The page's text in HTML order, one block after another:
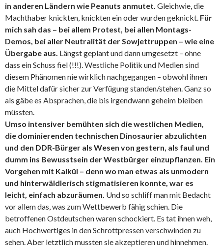
in anderen Ländern wie Peanuts anmutet. Gleichwie, die
Machthaber knickten, knickten ein oder wurden geknickt. Für
mich sah das – bei allem Protest, bei allen Montags-
Demos, bei aller Neutralität der Sowjettruppen – wie eine
Übergabe aus. Längst geplant und dann umgesetzt – ohne
dass ein Schuss fiel (!!!). Westliche Politik und Medien sind
diesem Phänomen nie wirklich nachgegangen – obwohl ihnen
die Mittel dafür sicher zur Verfügung standen/stehen. Ganz so
als gäbe es Absprachen, die bis irgendwann geheim bleiben
müssten.
Umso intensiver bemühten sich die westlichen Medien,
die dominierenden technischen Dinosaurier abzulichten
und den DDR-Bürger als Wesen von gestern, als faul und
dumm ins Bewusstsein der Westbürger einzupflanzen. Ein
Vorgehen mit Kalkül – denn wo man etwas als unmodern
und hinterwäldlerisch stigmatisieren konnte, war es
leicht, einfach abzuräumen. Und so schliff man mit Bedacht
vor allem das, was zum Wettbewerb fähig schien. Die
betroffenen Ostdeutschen waren schockiert. Es tat ihnen weh,
auch Hochwertiges in den Schrottpressen verschwinden zu
sehen. Aber letztlich mussten sie akzeptieren und hinnehmen.